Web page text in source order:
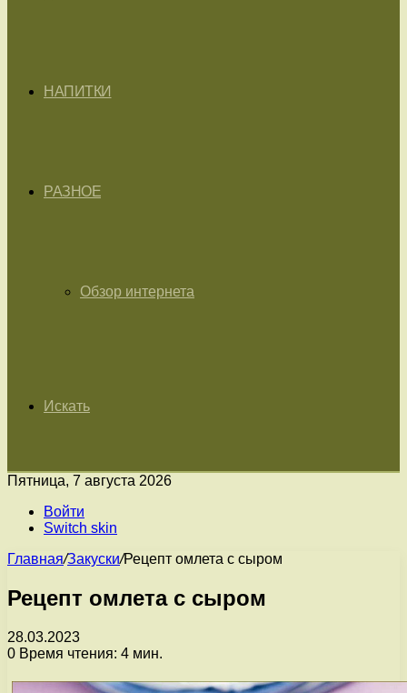
НАПИТКИ
РАЗНОЕ
Обзор интернета
Искать
Пятница, 7 августа 2026
Войти
Switch skin
Главная/Закуски/Рецепт омлета с сыром
Рецепт омлета с сыром
28.03.2023
0 Время чтения: 4 мин.